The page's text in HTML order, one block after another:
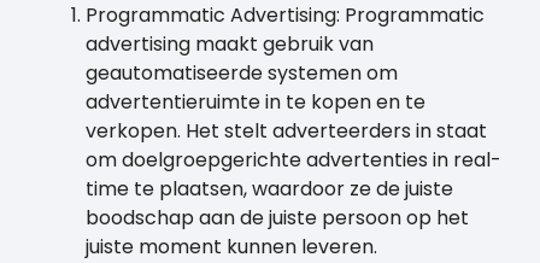
Programmatic Advertising: Programmatic
advertising maakt gebruik van
geautomatiseerde systemen om
advertentieruimte in te kopen en te
verkopen. Het stelt adverteerders in staat
om doelgroepgerichte advertenties in real-
time te plaatsen, waardoor ze de juiste
boodschap aan de juiste persoon op het
juiste moment kunnen leveren.